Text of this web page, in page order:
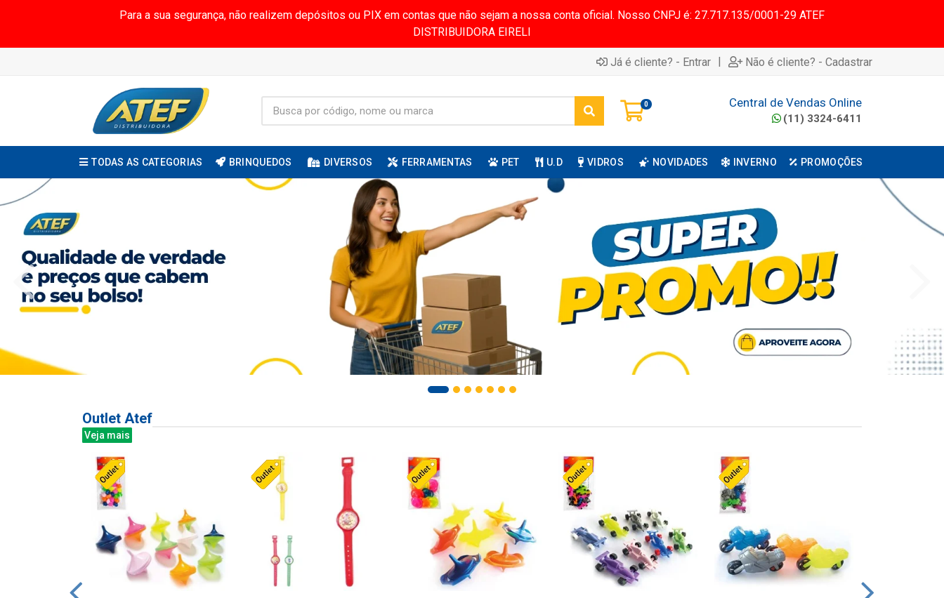
Para a sua segurança, não realizem depósitos ou PIX em contas que não sejam a nossa conta oficial. Nosso CNPJ é: 27.717.135/0001-29 ATEF
DISTRIBUIDORA EIRELI
Já é cliente? - Entrar | Não é cliente? - Cadastrar
0 Central de Vendas Online
(11) 3324-6411
TODAS AS CATEGORIAS BRINQUEDOS DIVERSOS FERRAMENTAS PET U.D VIDROS NOVIDADES INVERNO PROMOÇÕES
Outlet Atef
Veja mais